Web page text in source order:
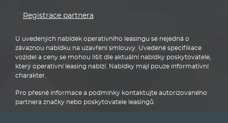
Registrace partnera
U uvedených nabídek operativního leasingu se nejedná o
závaznou nabídku na uzavření smlouvy. Uvedené specifikace
vozidel a ceny se mohou lišit dle aktuální nabídky poskytovatele,
který operativní leasing nabízí. Nabídky mají pouze informativní
charakter.
Pro přesné informace a podmínky kontaktujte autorizovaného
partnera značky nebo poskytovatele leasingů.